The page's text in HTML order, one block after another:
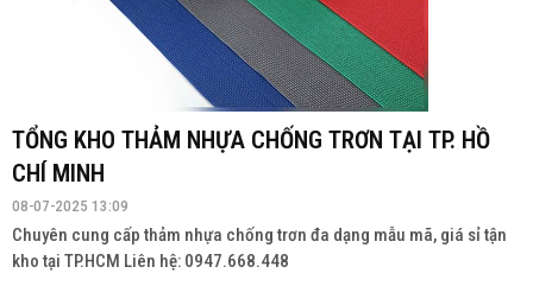
Thảm 3M™ Nomad™ 6050 Chính Hãng Tại Đà Nẵng |
Giá Tốt - Giao Nhanh
Mua thảm 3M™ Nomad™ 6050 chính hãng tại Đà Nẵng. Thảm chùi
chân cao cấp, chống trơn, giữ bụi bẩn hiệu quả. Liên hệ 0947 668
448 để nhận báo giá ưu đãi!